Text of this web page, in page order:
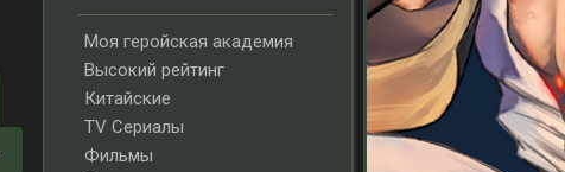
Моя геройская академия
Высокий рейтинг
Китайские
TV Сериалы
Фильмы